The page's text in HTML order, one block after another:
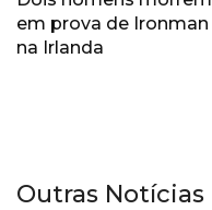
em prova de Ironman
na Irlanda
Outras Notícias